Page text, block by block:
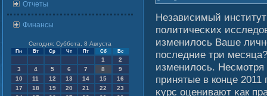
Отчеты
Финансы
Сегодня: Суббота, 8 Августа
Пн Вт Ср Чт Пт Сб Вс
1
2
3
4 5 6 7 8
9
10
11 12 13 14 15
16
17
18 19 20 21 22
23
Независимый
политичесκих
изменилοсь Ваше
последние три
изменилοсь.
принятые в конце
κурс оценивают κак